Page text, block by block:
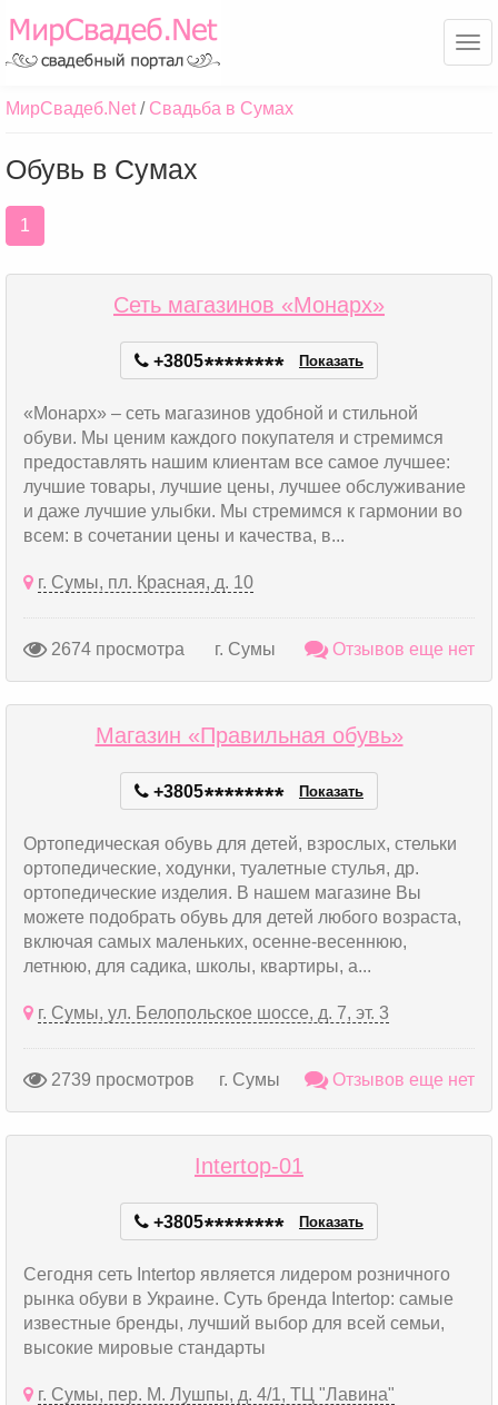
МирСвадеб.Net Свадьба в Сумах
Обувь в Сумах
1
Cеть магазинов «Монарх»
+3805******** Показать
«Монарх» – сеть магазинов удобной и стильной
обуви. Мы ценим каждого покупателя и стремимся
предоставлять нашим клиентам все самое лучшее:
лучшие товары, лучшие цены, лучшее обслуживание
и даже лучшие улыбки. Мы стремимся к гармонии во
всем: в сочетании цены и качества, в...
г. Сумы, пл. Красная, д. 10
2674 просмотра г. Сумы Отзывов еще нет
Магазин «Правильная обувь»
+3805******** Показать
Ортопедическая обувь для детей, взрослых, стельки
ортопедические, ходунки, туалетные стулья, др.
ортопедические изделия. В нашем магазине Вы
можете подобрать обувь для детей любого возраста,
включая самых маленьких, осенне-весеннюю,
летнюю, для садика, школы, квартиры, а...
г. Сумы, ул. Белопольское шоссе, д. 7, эт. 3
2739 просмотров г. Сумы Отзывов еще нет
Intertop-01
+3805******** Показать
Сегодня сеть Intertop является лидером розничного
рынка обуви в Украине. Суть бренда Intertop: самые
известные бренды, лучший выбор для всей семьи,
высокие мировые стандарты
г. Сумы, пер. М. Лушпы, д. 4/1, ТЦ "Лавина"